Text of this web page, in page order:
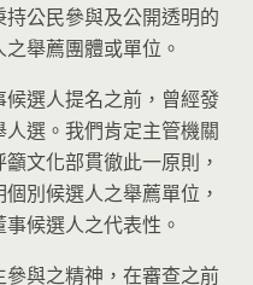
公民參與及公開透明的
舉薦團體或單位。
選人提名之前，曾經發
選。我們肯定主管機關
文化部貫徹此一原則，
別候選人之舉薦單位，
候選人之代表性。
與之精神，在審查之前